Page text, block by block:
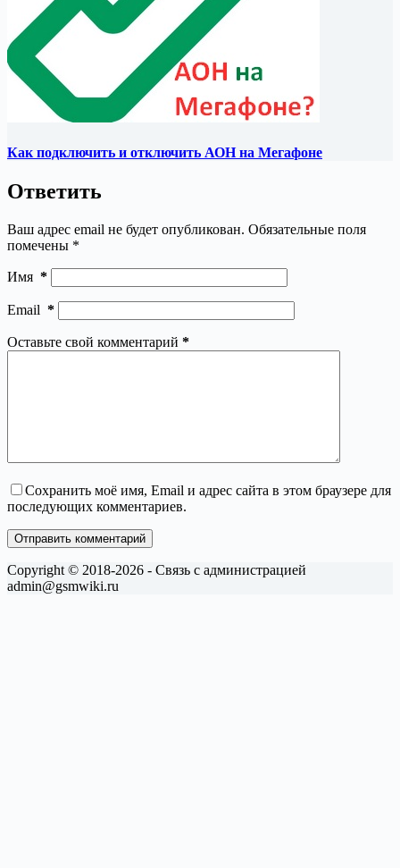
Как подключить и отключить АОН на Мегафоне
Ответить
Ваш адрес email не будет опубликован. Обязательные поля
помечены *
Имя *
Email *
Оставьте свой комментарий *
Сохранить моё имя, Email и адрес сайта в этом браузере для
последующих комментариев.
Отправить комментарий
Copyright © 2018-2026 - Связь с администрацией
admin@gsmwiki.ru